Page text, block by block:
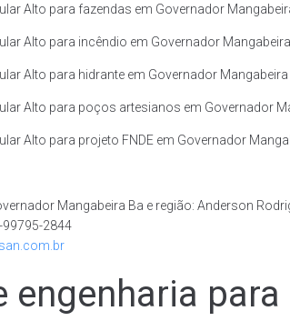
Alto para fazendas em Governador
Alto para incêndio em Governador
Alto para hidrante em Governador Mangabeira
Alto para poços artesianos em Governador
Alto para projeto FNDE em Governador
Mangabeira Ba e região: Anderson
2844
engenharia